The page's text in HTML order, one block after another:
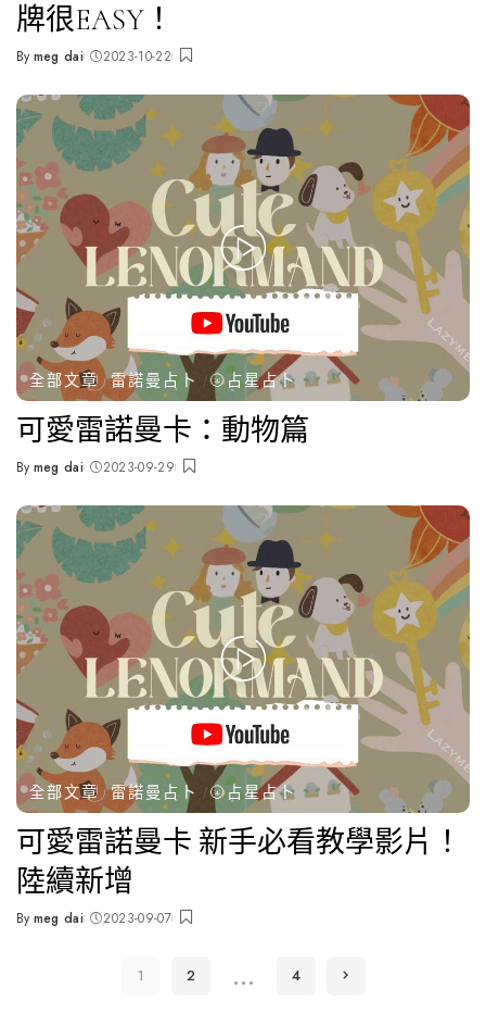
牌很EASY！
Posted
By meg dai 2023-10-22
全部文章 雷諾曼占卜 🌝占星占卜
可愛雷諾曼卡：動物篇
Posted
By meg dai 2023-09-29
全部文章 雷諾曼占卜 🌝占星占卜
可愛雷諾曼卡 新手必看教學影片！
陸續新增
Posted
By meg dai 2023-09-07
1 2 ... 4